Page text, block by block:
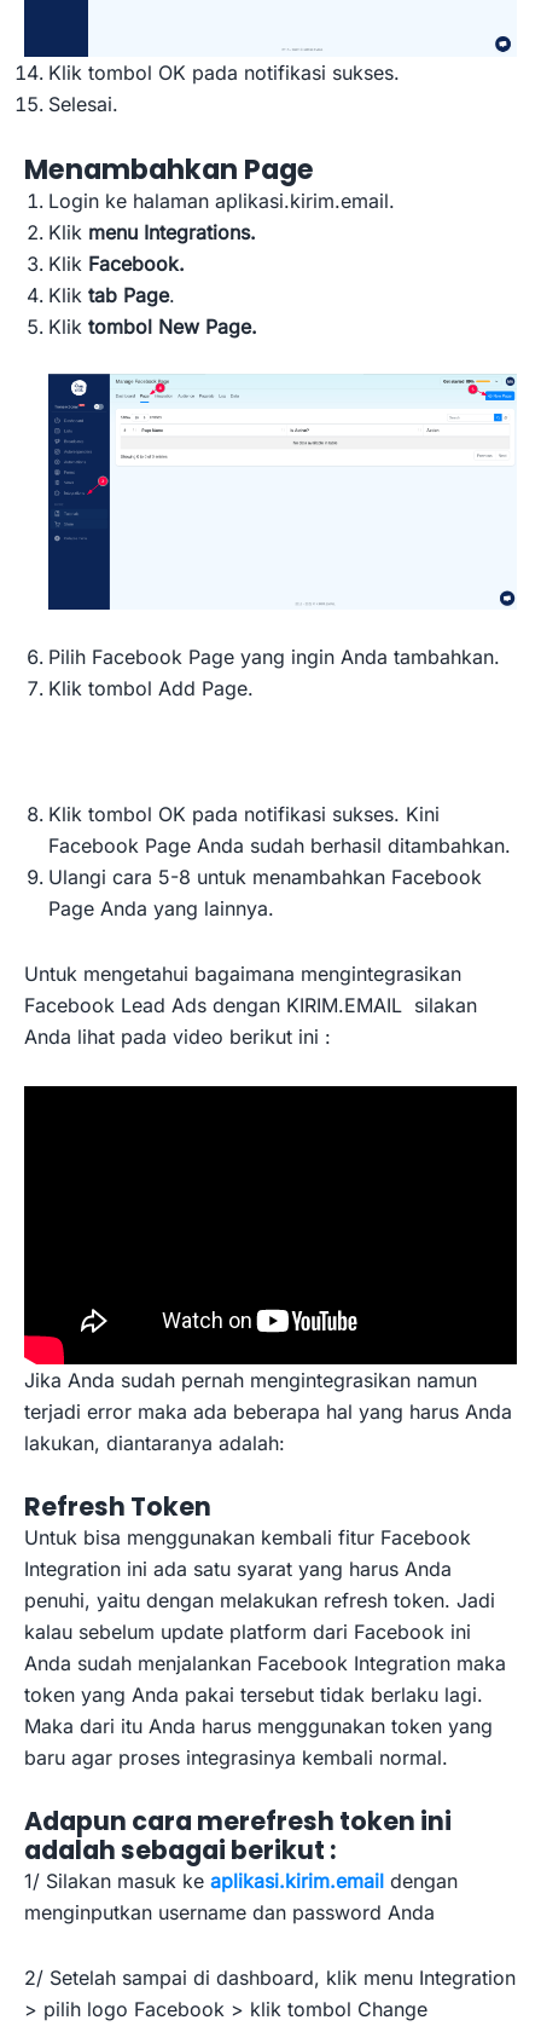
Klik tombol OK pada notifikasi sukses.
Selesai.
Menambahkan Page
Login ke halaman aplikasi.kirim.email.
Klik menu Integrations.
Klik Facebook.
Klik tab Page.
Klik tombol New Page.
Pilih Facebook Page yang ingin Anda tambahkan.
Klik tombol Add Page.
Klik tombol OK pada notifikasi sukses. Kini
Facebook Page Anda sudah berhasil ditambahkan.
Ulangi cara 5-8 untuk menambahkan Facebook
Page Anda yang lainnya.
Untuk mengetahui bagaimana mengintegrasikan
Facebook Lead Ads dengan KIRIM.EMAIL silakan
Anda lihat pada video berikut ini :
Jika Anda sudah pernah mengintegrasikan namun
terjadi error maka ada beberapa hal yang harus Anda
lakukan, diantaranya adalah:
Refresh Token
Untuk bisa menggunakan kembali fitur Facebook
Integration ini ada satu syarat yang harus Anda
penuhi, yaitu dengan melakukan refresh token. Jadi
kalau sebelum update platform dari Facebook ini
Anda sudah menjalankan Facebook Integration maka
token yang Anda pakai tersebut tidak berlaku lagi.
Maka dari itu Anda harus menggunakan token yang
baru agar proses integrasinya kembali normal.
Adapun cara merefresh token ini
adalah sebagai berikut :
1/ Silakan masuk ke aplikasi.kirim.email dengan
menginputkan username dan password Anda
2/ Setelah sampai di dashboard, klik menu Integration
> pilih logo Facebook > klik tombol Change